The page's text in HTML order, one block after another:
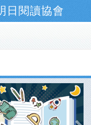
日閱讀協會